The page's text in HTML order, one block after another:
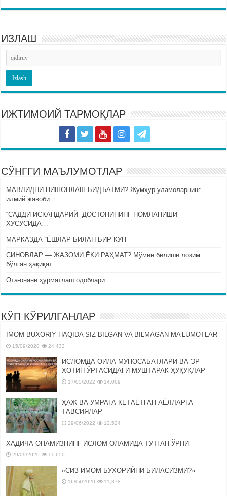
ИЗЛАШ
ИЖТИМОИЙ ТАРМОҚЛАР
СЎНГГИ МАЪЛУМОТЛАР
МАВЛИДНИ НИШОНЛАШ БИДЪАТМИ? Жумҳур уламоларнинг
илмий жавоби
“САДДИ ИСКАНДАРИЙ” ДОСТОНИНИНГ НОМЛАНИШИ
ХУСУСИДА…
МАРКАЗДА “ЁШЛАР БИЛАН БИР КУН”
СИНОВЛАР — ЖАЗОМИ ЁКИ РАҲМАТ? Мўмин билиши лозим
бўлган ҳақиқат
Ота-онани ҳурматлаш одоблари
КЎП КЎРИЛГАНЛАР
IMOM BUXORIY HAQIDA SIZ BILGAN VA BILMAGAN MA’LUMOTLAR
15/09/2020 24,433
ИСЛОМДА ОИЛА МУНОСАБАТЛАРИ ВА ЭР-
ХОТИН ЎРТАСИДАГИ МУШТАРАК ҲУҚУҚЛАР
17/05/2022 14,069
ҲАЖ ВА УМРАГА КЕТАЁТГАН АЁЛЛАРГА
ТАВСИЯЛАР
29/06/2022 12,524
ХАДИЧА ОНАМИЗНИНГ ИСЛОМ ОЛАМИДА ТУТГАН ЎРНИ
29/09/2020 11,650
«СИЗ ИМОМ БУХОРИЙНИ БИЛАСИЗМИ?»
16/04/2020 11,378